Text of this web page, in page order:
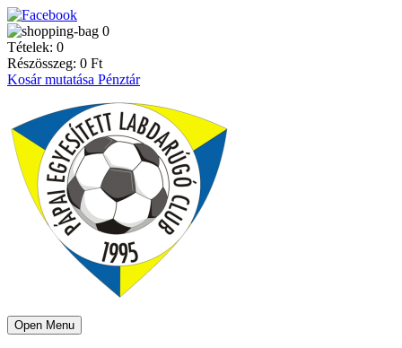
0
Tételek: 0
Részösszeg: 0 Ft
Kosár mutatása Pénztár
Open Menu